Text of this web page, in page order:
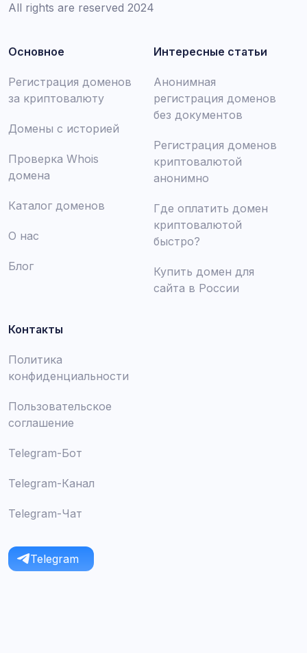
All rights are reserved 2024
Основное
Регистрация доменов
за криптовалюту
Домены с историей
Проверка Whois
домена
Каталог доменов
О нас
Блог
Интересные статьи
Анонимная
регистрация доменов
без документов
Регистрация доменов
криптовалютой
анонимно
Где оплатить домен
криптовалютой
быстро?
Купить домен для
сайта в России
Контакты
Политика
конфиденциальности
Пользовательское
соглашение
Telegram-Бот
Telegram-Канал
Telegram-Чат
Telegram